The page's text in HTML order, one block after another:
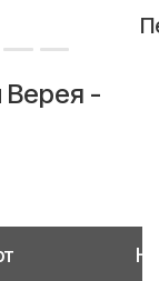
Верея -